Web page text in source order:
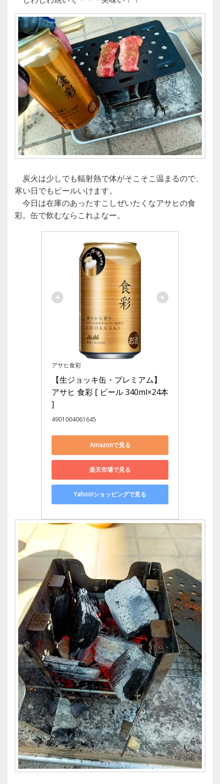
炭火は少しでも輻射熱で体がそこそこ温まるので、
寒い日でもビールいけます。
今日は在庫のあったすこしぜいたくなアサヒの食
彩。缶で飲むならこれよなー。
アサヒ食彩
【生ジョッキ缶・プレミアム】
アサヒ 食彩 [ ビール 340ml×24本
]
4901004061645
Amazonで見る
楽天市場で見る
Yahoo!ショッピングで見る